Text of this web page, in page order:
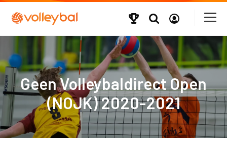
Geen Volleybaldirect Open
(NOJK) 2020-2021